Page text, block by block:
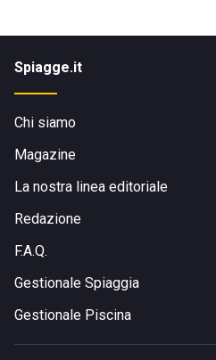
Spiagge.it
Chi siamo
Magazine
La nostra linea editoriale
Redazione
F.A.Q.
Gestionale Spiaggia
Gestionale Piscina